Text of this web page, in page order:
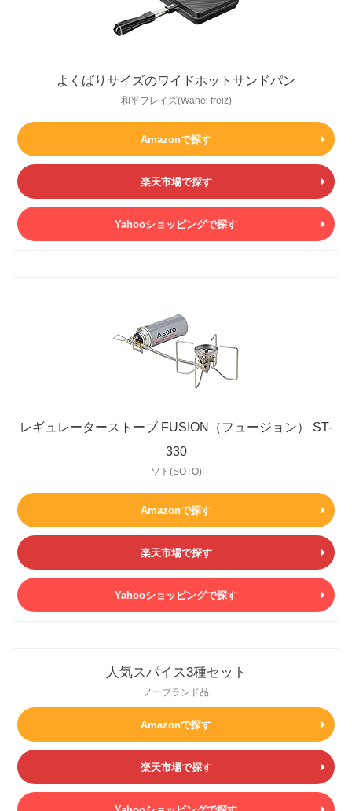
よくばりサイズのワイドホットサンドパン
和平フレイズ(Wahei freiz)
Amazonで探す
楽天市場で探す
Yahooショッピングで探す
レギュレーターストーブ FUSION（フュージョン） ST-
330
ソト(SOTO)
Amazonで探す
楽天市場で探す
Yahooショッピングで探す
人気スパイス3種セット
ノーブランド品
Amazonで探す
楽天市場で探す